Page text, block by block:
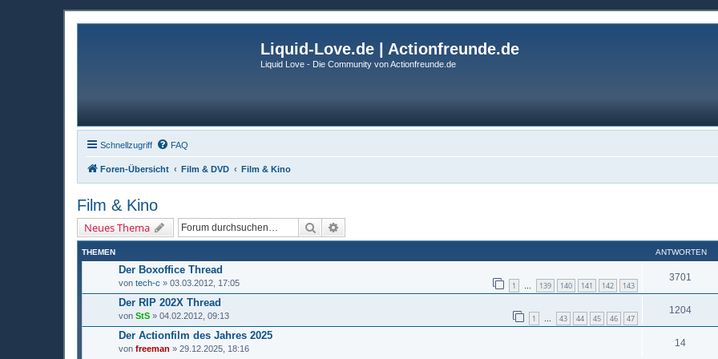
Liquid-Love.de | Actionfreunde.de
Liquid Love - Die Community von Actionfreunde.de
Schnellzugriff FAQ
Foren-Übersicht Film & DVD Film & Kino
Film & Kino
Neues Thema Suche
THEMEN ANTWORTEN
Der Boxoffice Thread
von tech-c » 03.03.2012, 17:05 1 … 139 140 141 142 143
3701
Der RIP 202X Thread
von StS » 04.02.2012, 09:13 1 … 43 44 45 46 47
1204
Der Actionfilm des Jahres 2025
von freeman » 29.12.2025, 18:16
14